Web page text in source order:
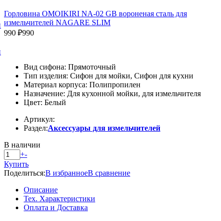
Горловина OMOIKIRI NA-02 GB вороненая сталь для
измельчителей NAGARE SLIM
990 ₽990
Вид сифона: Прямоточный
Тип изделия: Сифон для мойки, Сифон для кухни
Материал корпуса: Полипропилен
Назначение: Для кухонной мойки, для измельчителя
Цвет: Белый
Артикул:
Раздел:Аксессуары для измельчителей
В наличии
+-
Купить
Поделиться:В избранноеВ сравнение
Описание
Тех. Характеристики
Оплата и Доставка